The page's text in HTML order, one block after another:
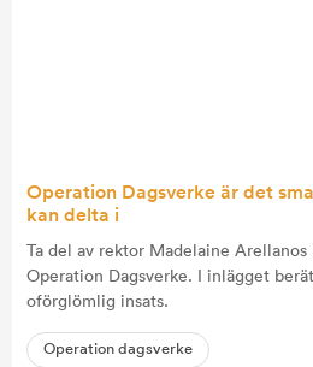
Operation Dagsverke är det
kan delta i
Ta del av rektor Madelaine
Operation Dagsverke. I inlägget
oförglömlig insats.
Operation dagsverke